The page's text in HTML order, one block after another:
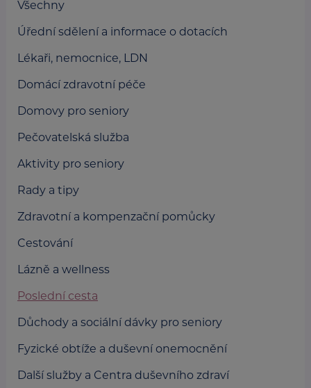
Všechny
Úřední sdělení a informace o dotacích
Lékaři, nemocnice, LDN
Domácí zdravotní péče
Domovy pro seniory
Pečovatelská služba
Aktivity pro seniory
Rady a tipy
Zdravotní a kompenzační pomůcky
Cestování
Lázně a wellness
Poslední cesta
Důchody a sociální dávky pro seniory
Fyzické obtíže a duševní onemocnění
Další služby a Centra duševního zdraví